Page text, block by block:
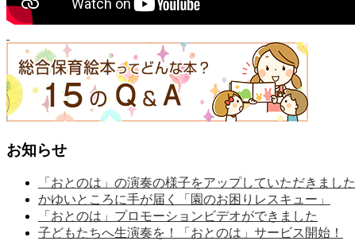
お知らせ
「おとのは」の演奏の様子をアップしていただきました
かゆいところに手が届く「園のお困りレスキュー」
「おとのは」プロモーションビデオができました
子どもたちへ生演奏を！「おとのは」サービス開始！